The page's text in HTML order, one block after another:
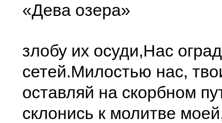
«Дева озера»
злобу их осуди,Нас
сетей.Милостью нас,
оставляй на скорбном
склонись к молитве